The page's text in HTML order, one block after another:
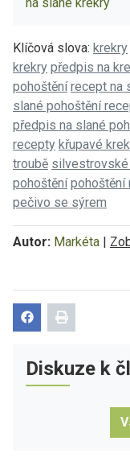
Klíčová slova: krekry
krekry předpis na
pohoštění recept na
slané pohoštění
předpis na slané
recepty křupavé
troubě
pohoštění pohoštění
pečivo se sýrem
Autor: Markéta |
Diskuze k